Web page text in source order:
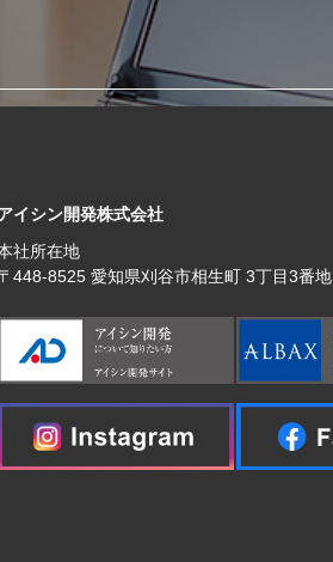
イシン開発株式会社
社所在地
448‐8525 愛知県刈谷市相生町 3丁目3番地